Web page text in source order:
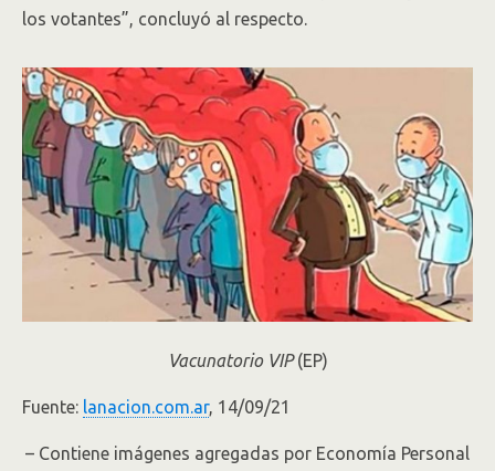
los votantes”, concluyó al respecto.
Vacunatorio VIP(EP)
Fuente: lanacion.com.ar, 14/09/21
– Contiene imágenes agregadas por Economía Personal